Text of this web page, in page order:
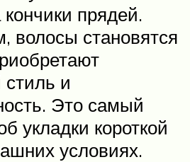
кончики прядей.
волосы становятся
и
Это самый
укладки короткой
условиях.